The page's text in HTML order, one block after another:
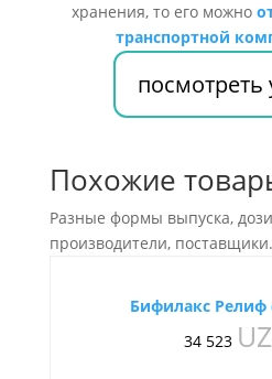
хранения, то его можно
транспортной
посмотреть
Похожие
Разные формы выпуска,
производители, поставщики.
Бифилакс
34 523